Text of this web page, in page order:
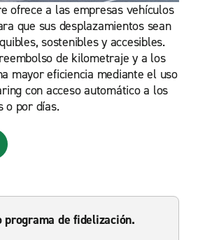
ofrece a las empresas vehículos
que sus desplazamientos sean
sostenibles y accesibles.
de kilometraje y a los
mayor eficiencia mediante el uso
con acceso automático a los
o por días.
programa de fidelización.